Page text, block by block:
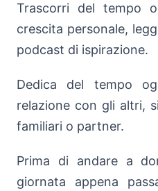
Trascorri del tempo
crescita personale,
podcast di ispirazione.
Dedica del tempo
relazione con gli altri,
familiari o partner.
Prima di andare a
giornata appena